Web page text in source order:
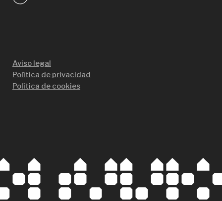
Aviso legal
Política de privacidad
Política de cookies